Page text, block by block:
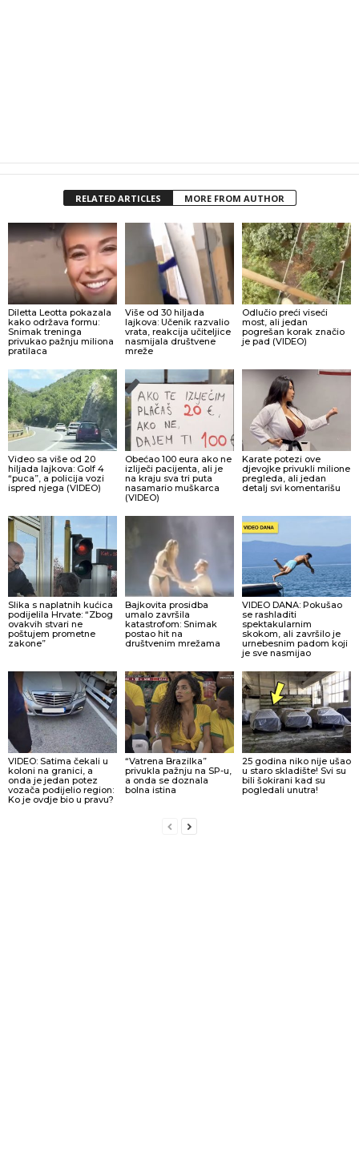
RELATED ARTICLES MORE FROM AUTHOR
Diletta Leotta pokazala
kako održava formu:
Snimak treninga
privukao pažnju miliona
pratilaca
Više od 30 hiljada
lajkova: Učenik razvalio
vrata, reakcija učiteljice
nasmijala društvene
mreže
Odlučio preći viseći
most, ali jedan
pogrešan korak značio
je pad (VIDEO)
Video sa više od 20
hiljada lajkova: Golf 4
“puca”, a policija vozi
ispred njega (VIDEO)
Obećao 100 eura ako ne
izliječi pacijenta, ali je
na kraju sva tri puta
nasamario muškarca
(VIDEO)
Karate potezi ove
djevojke privukli milione
pregleda, ali jedan
detalj svi komentarišu
Slika s naplatnih kućica
podijelila Hrvate: “Zbog
ovakvih stvari ne
poštujem prometne
zakone”
Bajkovita prosidba
umalo završila
katastrofom: Snimak
postao hit na
društvenim mrežama
VIDEO DANA: Pokušao
se rashladiti
spektakularnim
skokom, ali završilo je
urnebesnim padom koji
je sve nasmijao
VIDEO: Satima čekali u
koloni na granici, a
onda je jedan potez
vozača podijelio region:
Ko je ovdje bio u pravu?
“Vatrena Brazilka”
privukla pažnju na SP-u,
a onda se doznala
bolna istina
25 godina niko nije ušao
u staro skladište! Svi su
bili šokirani kad su
pogledali unutra!